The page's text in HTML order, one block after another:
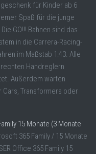
für Kinder ab 6
Spaß für die junge
GO!!! Bahnen sind das
in die Carrera-Racing-
im Maßstab 1:43. Alle
Handreglern
Außerdem warten
Cars, Transformers oder
15 Monate (3 Monate
365 Family / 15 Monate
Office 365 Family 15